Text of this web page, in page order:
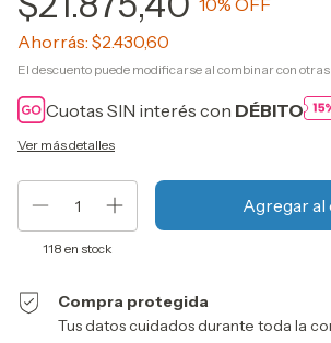
10% OFF
Ahorrás: $2.430,60
El descuento puede modificarse al combinar con
Cuotas SIN interés con DÉBITO
Ver más detalles
118 en stock
Compra protegida
Tus datos cuidados durante toda la